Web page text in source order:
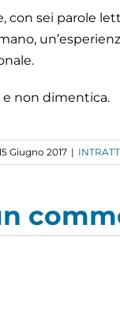
con sei parole
e non dimentica.
Giugno 2017 |